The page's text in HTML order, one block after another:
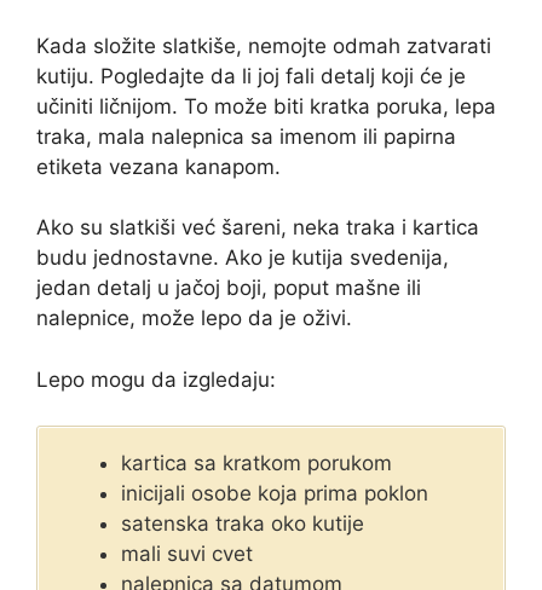
Kada složite slatkiše, nemojte odmah zatvarati
kutiju. Pogledajte da li joj fali detalj koji će je
učiniti ličnijom. To može biti kratka poruka, lepa
traka, mala nalepnica sa imenom ili papirna
etiketa vezana kanapom.
Ako su slatkiši već šareni, neka traka i kartica
budu jednostavne. Ako je kutija svedenija,
jedan detalj u jačoj boji, poput mašne ili
nalepnice, može lepo da je oživi.
Lepo mogu da izgledaju:
kartica sa kratkom porukom
inicijali osobe koja prima poklon
satenska traka oko kutije
mali suvi cvet
nalepnica sa datumom